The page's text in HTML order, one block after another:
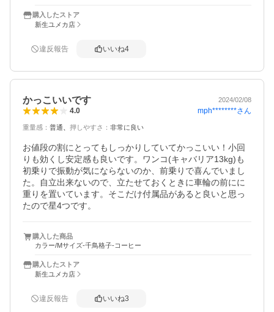
購入したストア
新生ユメカ店
違反報告 いいね4
かっこいいです 2024/02/08
4.0 mph********さん
重量感 ： 普通 押しやすさ ： 非常に良い
お値段の割にとってもしっかりしていてかっこいい！小回
りも効くし安定感も良いです。ワンコ(キャバリア13kg)も
初乗りで振動が気にならないのか、前乗りで喜んでいまし
た。自立出来ないので、立たせておくときに車輪の前にに
重りを置いています。そこだけ付属品があると良いと思っ
たので星4つです。
購入した商品
カラー/Mサイズ-千鳥格子-コーヒー
購入したストア
新生ユメカ店
違反報告 いいね3